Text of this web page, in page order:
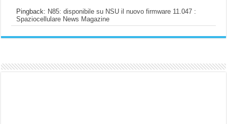
Pingback: N85: disponibile su NSU il nuovo firmware 11.047 :
Spaziocellulare News Magazine